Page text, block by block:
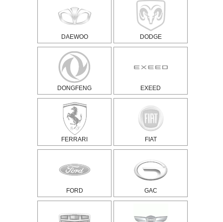
DAEWOO DODGE
DONGFENG EXEED
FERRARI FIAT
FORD GAC